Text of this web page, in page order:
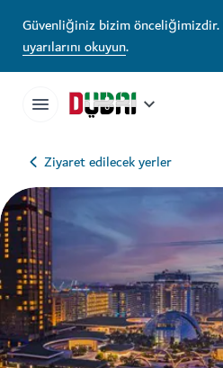
Güvenliğiniz bizim önceliğimizdir.
uyarılarını okuyun.
Ziyaret edilecek yerler